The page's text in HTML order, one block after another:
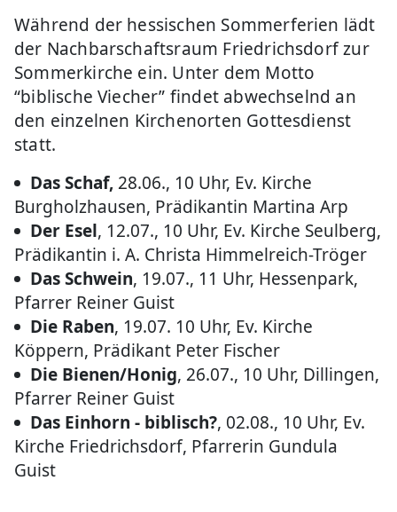
Während der hessischen Sommerferien lädt
der Nachbarschaftsraum Friedrichsdorf zur
Sommerkirche ein. Unter dem Motto
“biblische Viecher” findet abwechselnd an
den einzelnen Kirchenorten Gottesdienst
statt.
Das Schaf, 28.06., 10 Uhr, Ev. Kirche
Burgholzhausen, Prädikantin Martina Arp
Der Esel, 12.07., 10 Uhr, Ev. Kirche Seulberg,
Prädikantin i. A. Christa Himmelreich-Tröger
Das Schwein, 19.07., 11 Uhr, Hessenpark,
Pfarrer Reiner Guist
Die Raben, 19.07. 10 Uhr, Ev. Kirche
Köppern, Prädikant Peter Fischer
Die Bienen/Honig, 26.07., 10 Uhr, Dillingen,
Pfarrer Reiner Guist
Das Einhorn - biblisch?, 02.08., 10 Uhr, Ev.
Kirche Friedrichsdorf, Pfarrerin Gundula
Guist